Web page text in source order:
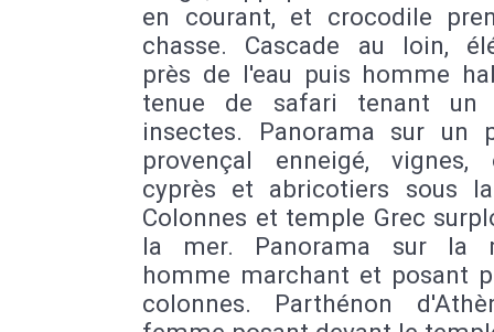
en courant, et crocodile
chasse. Cascade au loin,
près de l'eau puis homme
tenue de safari tenant
insectes. Panorama sur un
provençal enneigé, vignes,
cyprès et abricotiers sous
Colonnes et temple Grec
la mer. Panorama sur la
homme marchant et posant
colonnes. Parthénon